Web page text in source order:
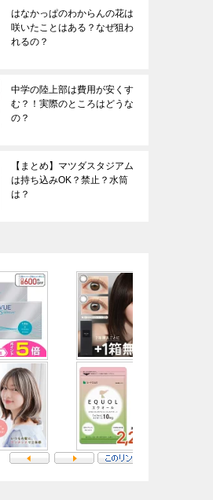
はなかっぱのわからんの花は
咲いたことはある？なぜ狙わ
れるの？
中学の陸上部は費用が安くす
む？！実際のところはどうな
の？
【まとめ】マツダスタジアム
は持ち込みOK？禁止？水筒
は？